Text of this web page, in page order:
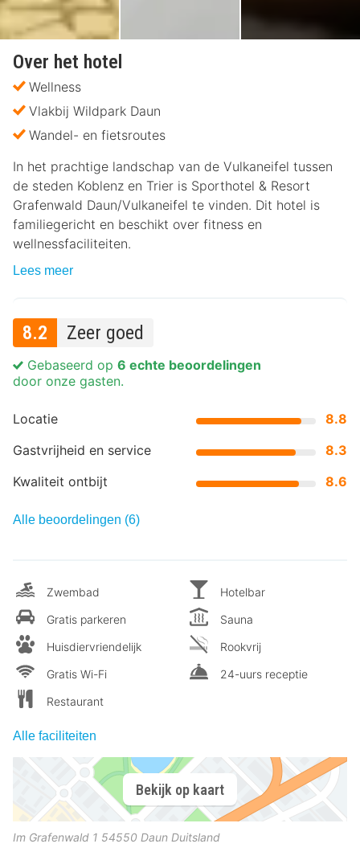
Over het hotel
Wellness
Vlakbij Wildpark Daun
Wandel- en fietsroutes
In het prachtige landschap van de Vulkaneifel tussen
de steden Koblenz en Trier is Sporthotel & Resort
Grafenwald Daun/Vulkaneifel te vinden. Dit hotel is
familiegericht en beschikt over fitness en
wellnessfaciliteiten.
Lees meer
8.2 Zeer goed
Locatie
8.8
Gastvrijheid en service
8.3
Kwaliteit ontbijt
8.6
Gebaseerd op 6 echte beoordelingen
door onze gasten.
Alle beoordelingen (6)
Zwembad
Gratis parkeren
Huisdiervriendelijk
Gratis Wi-Fi
Restaurant
Hotelbar
Sauna
Rookvrij
24-uurs receptie
Alle faciliteiten
Bekijk op kaart
Im Grafenwald 1 54550 Daun Duitsland